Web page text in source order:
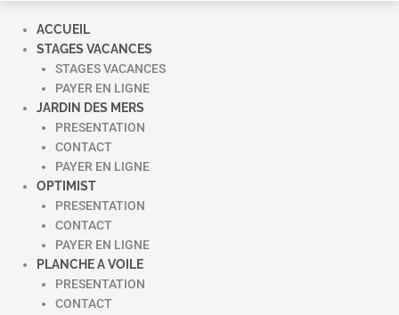
ACCUEIL
STAGES VACANCES
STAGES VACANCES
PAYER EN LIGNE
JARDIN DES MERS
PRESENTATION
CONTACT
PAYER EN LIGNE
OPTIMIST
PRESENTATION
CONTACT
PAYER EN LIGNE
PLANCHE A VOILE
PRESENTATION
CONTACT